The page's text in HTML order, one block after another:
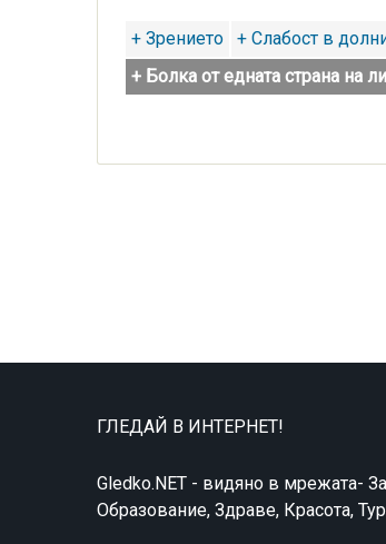
+ Зрението + Слабост в
+ Болка от едната страна на
ГЛЕДАЙ В ИНТЕРНЕТ!
Gledko.NET - видяно в мрежата-
Образование, Здраве, Красота,